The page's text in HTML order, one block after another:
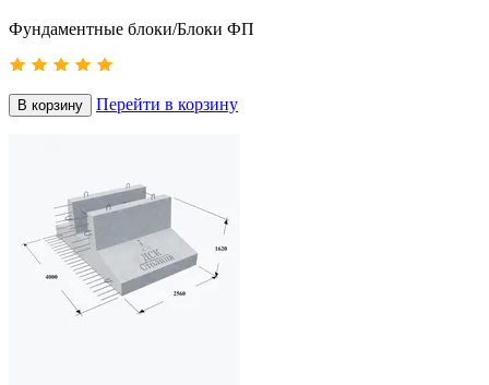
Фундаментные блоки/Блоки ФП
В корзину Перейти в корзину